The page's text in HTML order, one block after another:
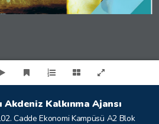
Akdeniz Kalkınma Ajansı
Cadde Ekonomi Kampüsü A2 Blok